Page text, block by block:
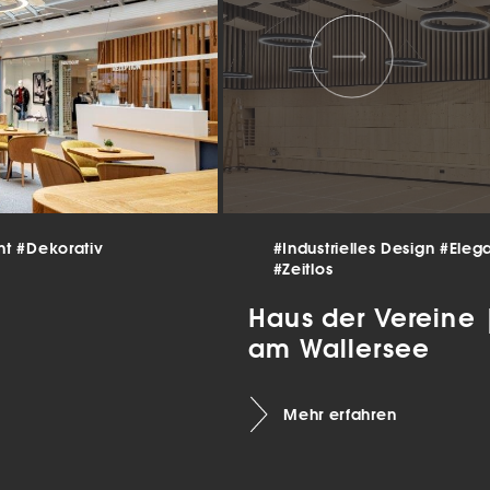
#Dekorativ
#Industrielles Design
#Zeitlos
Haus der
am Wallersee
Mehr erfahren
.
Zurück